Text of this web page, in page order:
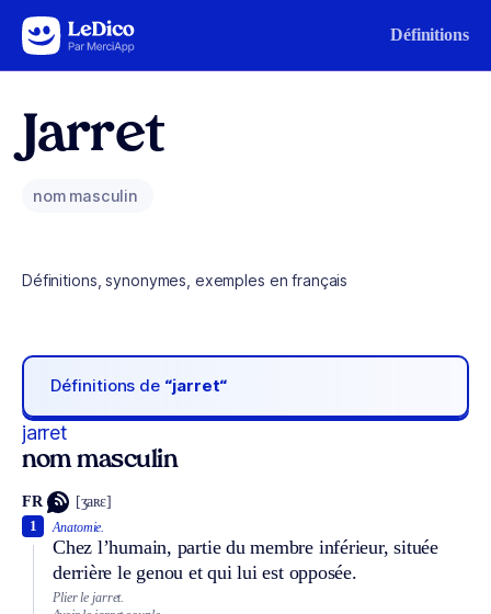
Aller au contenu Définitions
Jarret
nom masculin
Définitions, synonymes, exemples en français
Définitions de “jarret“
jarret
nom masculin
FR [ʒaʀɛ]
Anatomie.
Chez l’humain, partie du membre inférieur, située
derrière le genou et qui lui est opposée.
1
Plier le jarret.